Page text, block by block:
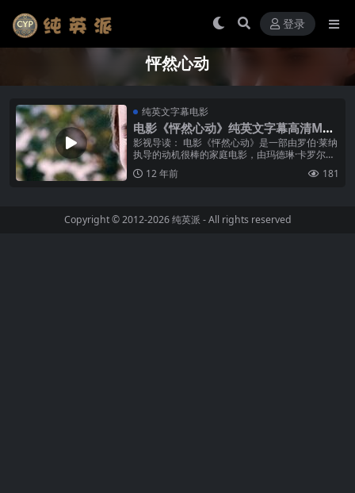
登录
怦然心动
纯英文字幕电影
电影《怦然心动》纯英文字幕高清MP4
下载
影视导读： 电影《怦然心动》是一部由罗伯·莱纳
执导的动机很棒的家庭电影，由玛德琳·卡罗尔、
卡兰·麦克奥利菲等主演。它将你置于一种青涩温
暖的、懵懂有趣的，又充满人...
12 年前 181
Copyright © 2012-2026纯英派 - All rights reserved